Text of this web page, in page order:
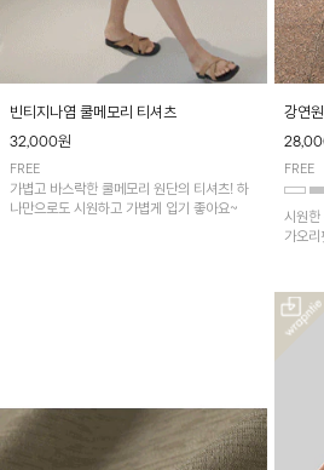
빈티지나염 쿨메모리 티셔츠
32,000원
FREE
가볍고 바스락한 쿨메모리 원단의 티셔츠! 하
나만으로도 시원하고 가볍게 입기 좋아요~
강연
FREE
시원한
가오리